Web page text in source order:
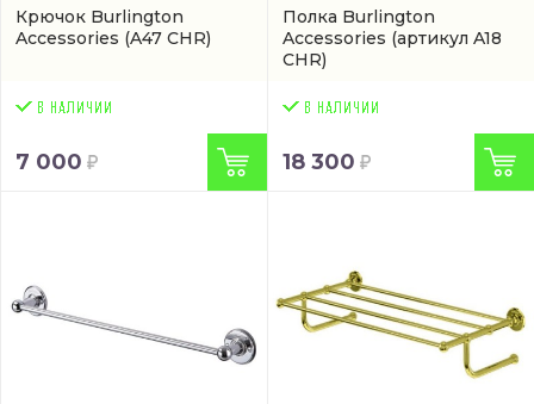
Крючок Burlington
Accessories (A47 CHR)
7 000
Полка Burlington
Accessories (артикул A18
CHR)
18 300